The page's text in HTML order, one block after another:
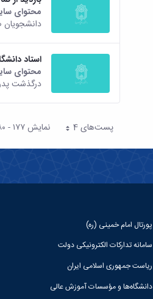
محتوای
دانشجویان
استاد
محتوای
درگذشت
پست‌‌های 4هر صفحه نمایش ۱۷۷ - ۱۸۰ از ۳۵۶ نتیجه
پورتال امام خمینی (ره)
سامانه تدارکات الکترونیکی دولت
ریاست جمهوری اسلامی ایران
دانشگاه‌ها و مؤسسات آموزش عالی